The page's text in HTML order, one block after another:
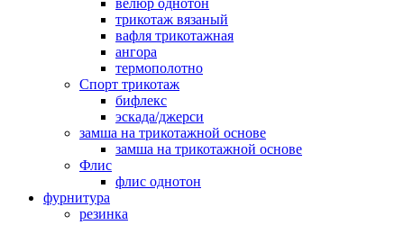
велюр однотон
трикотаж вязаный
вафля трикотажная
ангора
термополотно
Спорт трикотаж
бифлекс
эскада/джерси
замша на трикотажной основе
замша на трикотажной основе
Флис
флис однотон
фурнитура
резинка